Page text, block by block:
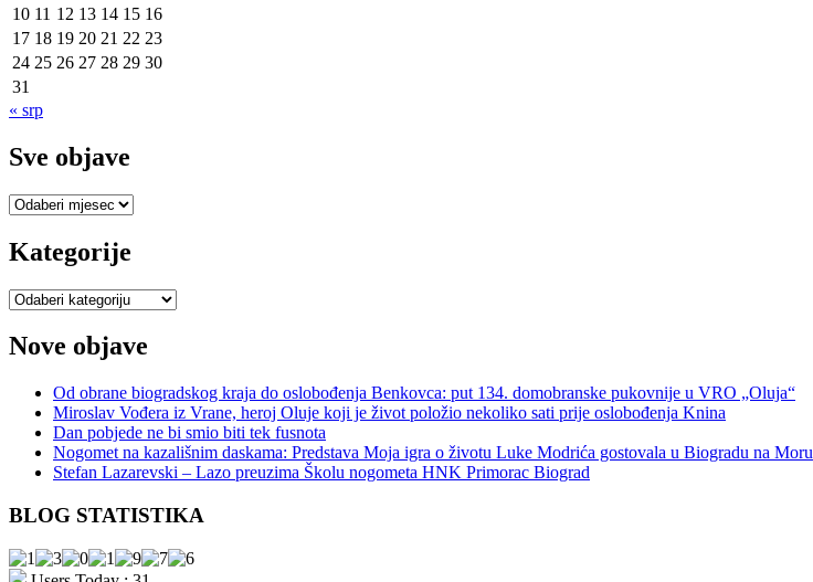
10 11 12 13 14 15 16
17 18 19 20 21 22 23
24 25 26 27 28 29 30
31
« srp
Sve objave
Sve
Kategorije
Kategorije
Nove objave
Od obrane biogradskog kraja do oslobođenja Benkovca: put 134. domobranske pukovnije u VRO „Oluja“
Miroslav Vođera iz Vrane, heroj Oluje koji je život položio nekoliko sati prije oslobođenja Knina
Dan pobjede ne bi smio biti tek fusnota
Nogomet na kazališnim daskama: Predstava Moja igra o životu Luke Modrića gostovala u Biogradu na Moru
Stefan Lazarevski – Lazo preuzima Školu nogometa HNK Primorac Biograd
BLOG STATISTIKA